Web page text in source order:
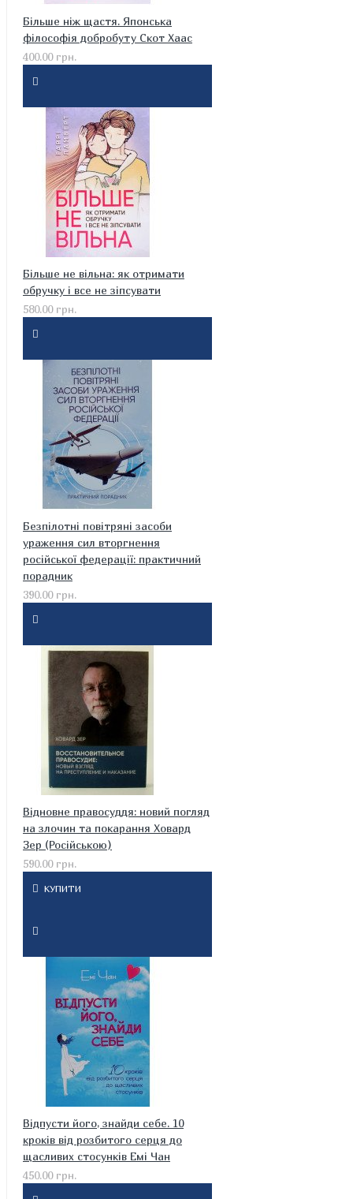
Більше ніж щастя. Японська
філософія добробуту Скот Хаас
400.00 грн.
Більше не вільна: як отримати
обручку і все не зіпсувати
580.00 грн.
Безпілотні повітряні засоби
ураження сил вторгнення
російської федерації: практичний
порадник
390.00 грн.
Відновне правосуддя: новий погляд
на злочин та покарання Ховард
Зер (Російською)
590.00 грн.
КУПИТИ
Відпусти його, знайди себе. 10
кроків від розбитого серця до
щасливих стосунків Емі Чан
450.00 грн.